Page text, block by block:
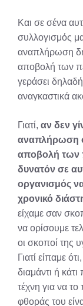
Και σε σένα
συλλογισμός
αναπλήρωση
αποβολή των
γεράσει
αναγκαστικά
Γιατί, αν δεν
αναπλήρωση
αποβολή των
δυνατόν σε
οργανισμός
χρονικό
είχαμε σαν
να ορίσουμε
οι σκοποί της
Γιατί είπαμε
διαμάντι ή
τέχνη για να το
φθοράς του